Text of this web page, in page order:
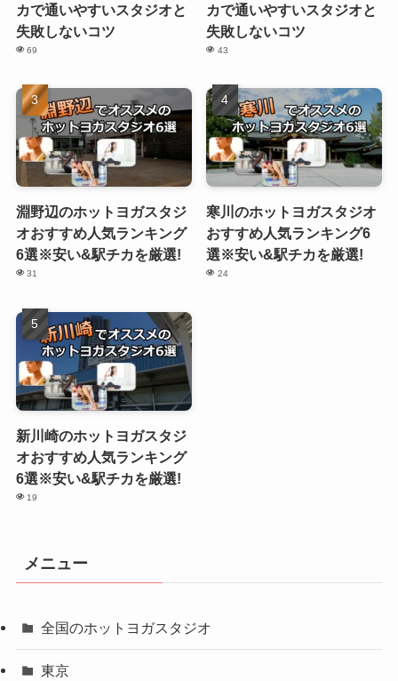
カで通いやすいスタジオと
失敗しないコツ
69
カで通いやすいスタジオと
失敗しないコツ
43
淵野辺のホットヨガスタジ
オおすすめ人気ランキング
6選※安い&駅チカを厳選!
31
寒川のホットヨガスタジオ
おすすめ人気ランキング6
選※安い&駅チカを厳選!
24
新川崎のホットヨガスタジ
オおすすめ人気ランキング
6選※安い&駅チカを厳選!
19
メニュー
全国のホットヨガスタジオ
東京